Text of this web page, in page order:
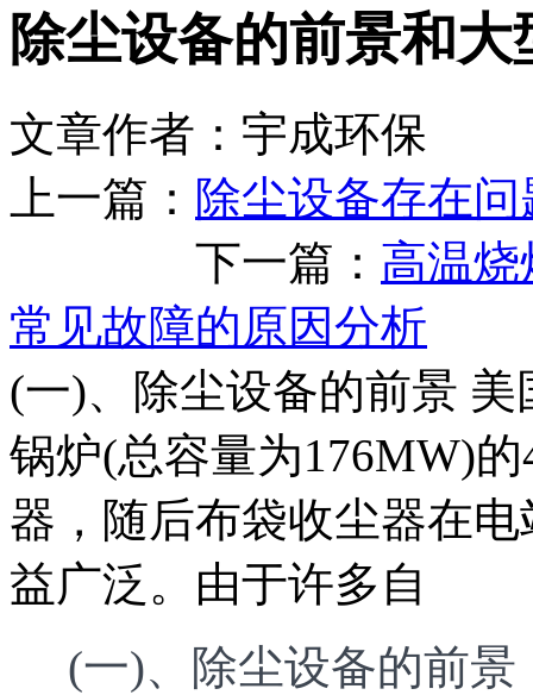
除尘设备的前景和
文章作者：宇成环保
上一篇： 除尘设备存在
下一篇： 高温
常见故障的原因分析
(一)、除尘设备的前景
锅炉(总容量为176MW)
器，随后布袋收尘器在
益广泛。由于许多自
(一)、除尘设备的前景